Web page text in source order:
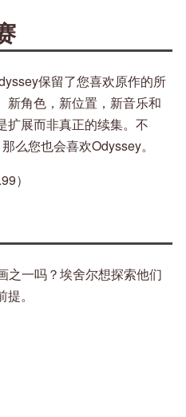
保留了您喜欢原作的所
新角色，新位置，新音乐和
扩展而非真正的续集。不
么您也会喜欢Odyssey。
）
之一吗？埃舍尔想探索他们
。